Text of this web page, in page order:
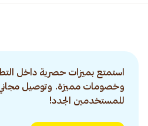
استمتع بميزات حصرية داخل
وخصومات مميزة. وتوصيل مجاني
للمستخدمين الجدد!